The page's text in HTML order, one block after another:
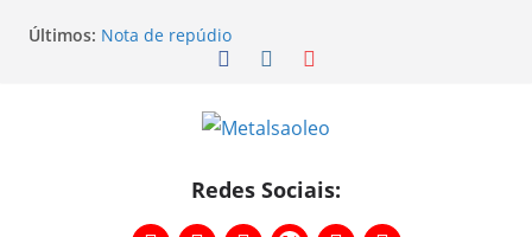
Últimos: Nota de repúdio
Conselho Diretivo da CNM/CUT debate indústria e
Physioclinic: parceira do Sindicato
Assembleia na Taurus – Campanha salarial
Assembleia na Taurus fortalece campanha
salarial e mostra a força da categoria que exige
reajuste
Redes Sociais: